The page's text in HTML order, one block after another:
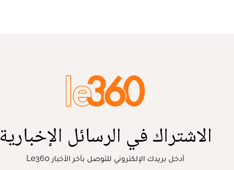
الاشتراك في الرسائل الإخبارية
أدخل بريدك الإلكتروني للتوصل بآخر الأخبار Le360